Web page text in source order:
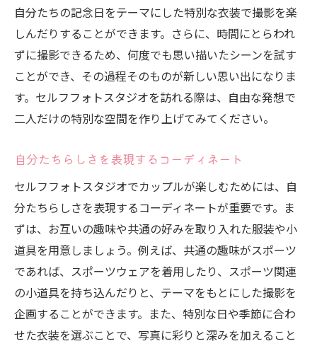
自分たちの記念日をテーマにした特別な衣装で撮影を楽
しんだりすることができます。さらに、時間にとらわれ
ずに撮影できるため、何度でも思い描いたシーンを試す
ことができ、その過程そのものが新しい思い出になりま
す。セルフフォトスタジオを訪れる際は、自由な発想で
二人だけの特別な空間を作り上げてみてください。
自分たちらしさを表現するコーディネート
セルフフォトスタジオでカップルが楽しむためには、自
分たちらしさを表現するコーディネートが重要です。ま
ずは、お互いの趣味や共通の好みを取り入れた服装や小
道具を用意しましょう。例えば、共通の趣味がスポーツ
であれば、スポーツウェアを着用したり、スポーツ関連
の小道具を持ち込んだりと、テーマをもとにした撮影を
企画することができます。また、特別な日や季節に合わ
せた衣装を選ぶことで、写真に彩りと深みを加えること